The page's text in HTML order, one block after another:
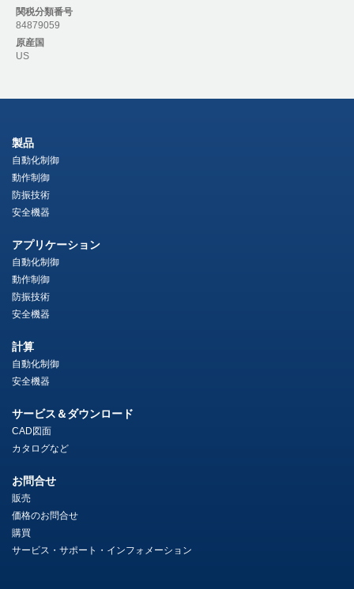
関税分類番号
84879059
原産国
US
製品
自動化制御
動作制御
防振技術
安全機器
アプリケーション
自動化制御
動作制御
防振技術
安全機器
計算
自動化制御
安全機器
サービス＆ダウンロード
CAD図面
カタログなど
お問合せ
販売
価格のお問合せ
購買
サービス・サポート・インフォメーション